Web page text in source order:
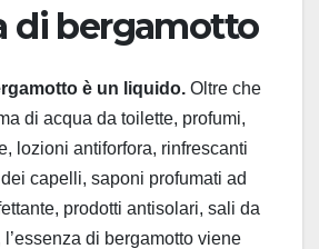
di bergamotto
è un liquido. Oltre che
di acqua da toilette, profumi,
lozioni antiforfora, rinfrescanti
capelli, saponi profumati ad
prodotti antisolari, sali da
di bergamotto viene